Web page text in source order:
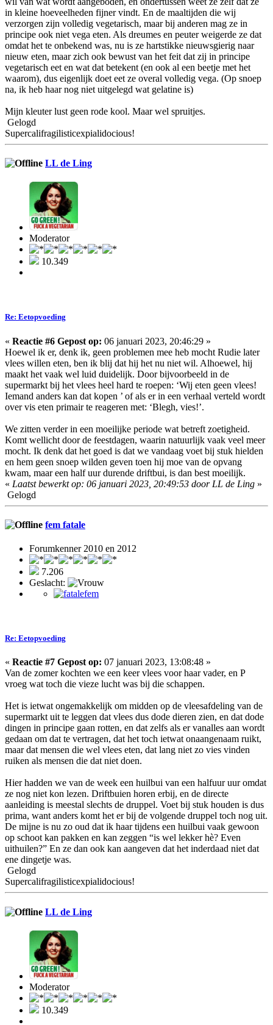
in kleine hoeveelheden fijner vindt. En de maaltijden die wij
verzorgen zijn volledig vegetarisch, maar bij anderen mag ze in
principe ook niet vega eten. Als dreumes en peuter weigerde ze dat
omdat het te onbekend was, nu is ze hartstikke nieuwsgierig naar
nieuw eten, maar zich ook bewust van het feit dat zij in principe
vegetarisch eet en wat dat betekent (en ook al een beetje met het
waarom), dus eigenlijk doet eet ze overal volledig vega. (Op snoep
na, ik heb haar nog niet uitgelegd wat gelatine is)
Mijn kleuter lust geen rode kool. Maar wel spruitjes.
Gelogd
Supercalifragilisticexpialidocious!
LL de Ling
Moderator
10.349
Re: Eetopvoeding
« Reactie #6 Gepost op: 06 januari 2023, 20:46:29 »
Hoewel ik er, denk ik, geen problemen mee heb mocht Rudie later
vlees willen eten, ben ik blij dat hij het nu niet wil. Alhoewel, hij
maakt het vaak wel luid duidelijk. Door bijvoorbeeld in de
supermarkt bij het vlees heel hard te roepen: ‘Wij eten geen vlees!
Iemand anders kan dat kopen ’ of als er in een verhaal verteld wordt
over vis eten primair te reageren met: ‘Blegh, vies!’.
We zitten verder in een moeilijke periode wat betreft zoetigheid.
Komt wellicht door de feestdagen, waarin natuurlijk vaak veel meer
mocht. Ik denk dat het goed is dat we vandaag voet bij stuk hielden
en hem geen snoep wilden geven toen hij moe van de opvang
kwam, maar een half uur durende driftbui, is dan best moeilijk.
« Laatst bewerkt op: 06 januari 2023, 20:49:53 door LL de Ling »
Gelogd
fem fatale
Forumkenner 2010 en 2012
7.206
Geslacht:
Re: Eetopvoeding
« Reactie #7 Gepost op: 07 januari 2023, 13:08:48 »
Van de zomer kochten we een keer vlees voor haar vader, en P
vroeg wat toch die vieze lucht was bij die schappen.
Het is ietwat ongemakkelijk om midden op de vleesafdeling van de
supermarkt uit te leggen dat vlees dus dode dieren zien, en dat dode
dingen in principe gaan rotten, en dat zelfs als er vanalles aan wordt
gedaan om dat te vertragen, dat het toch ietwat onaangenaam ruikt,
maar dat mensen die wel vlees eten, dat lang niet zo vies vinden
ruiken als mensen die dat niet doen.
Hier hadden we van de week een huilbui van een halfuur uur omdat
ze nog niet kon lezen. Driftbuien horen erbij, en de directe
aanleiding is meestal slechts de druppel. Voet bij stuk houden is dus
prima, want anders komt het er bij de volgende druppel toch nog uit.
De mijne is nu zo oud dat ik haar tijdens een huilbui vaak gewoon
op schoot kan pakken en kan zeggen “is wel lekker hè? Even
uithuilen?” En ze dan ook kan aangeven dat het inderdaad niet dat
ene dingetje was.
Gelogd
Supercalifragilisticexpialidocious!
LL de Ling
Moderator
10.349